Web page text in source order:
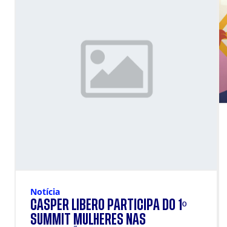
Notícia
CÁSPER LÍBERO PARTICIPA DO 1º
SUMMIT MULHERES NAS